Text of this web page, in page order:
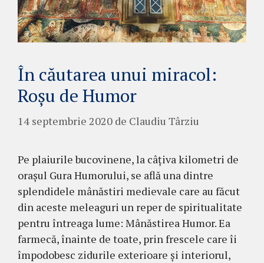
În căutarea unui miracol:
Roșu de Humor
14 septembrie 2020 de Claudiu Târziu
Pe plaiurile bucovinene, la câțiva kilometri de
orașul Gura Humorului, se află una dintre
splendidele mânăstiri medievale care au făcut
din aceste meleaguri un reper de spi­ritualitate
pentru întreaga lume: Mânăstirea Hu­mor. Ea
farmecă, înainte de toate, prin frescele care îi
împodobesc zidurile exterioare și interiorul,